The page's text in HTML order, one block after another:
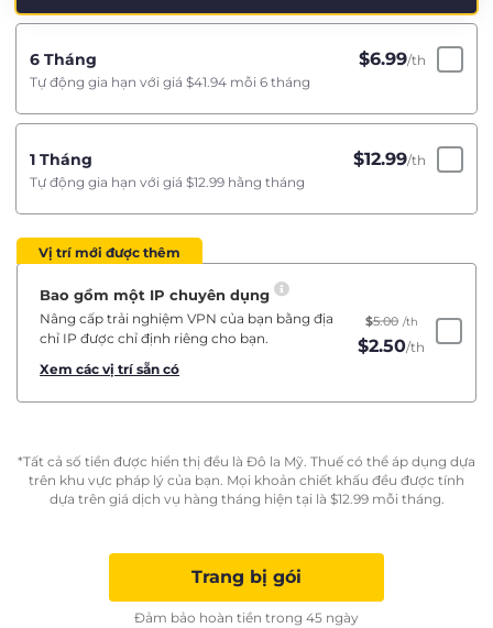
6 Tháng $6.99/th
Tự động gia hạn với giá $41.94 mỗi 6 tháng
1 Tháng $12.99/th
Tự động gia hạn với giá $12.99 hằng tháng
Vị trí mới được thêm
Bao gồm một IP chuyên dụng
Nâng cấp trải nghiệm VPN của bạn bằng địa
chỉ IP được chỉ định riêng cho bạn.
Xem các vị trí sẵn có
$5.00 /th
$2.50/th
*Tất cả số tiền được hiển thị đều là Đô la Mỹ. Thuế có thể áp dụng dựa
trên khu vực pháp lý của bạn. Mọi khoản chiết khấu đều được tính
dựa trên giá dịch vụ hàng tháng hiện tại là $12.99mỗi tháng.
Trang bị gói
Đảm bảo hoàn tiền trong 45 ngày